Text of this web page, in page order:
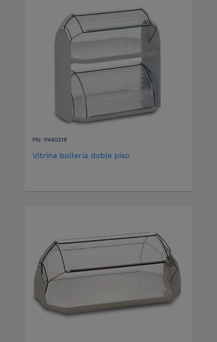
PN: P440318
Vitrina bollería doble piso